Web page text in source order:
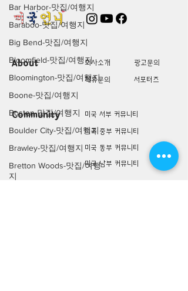
Bar Harbor-맛집/여행지
Baraboo-맛집/여행지
Big Bend-맛집/여행지
Bloomfield-맛집/여행지
Bloomington-맛집/여행지
Boone-맛집/여행지
Boston-맛집/여행지
Boulder City-맛집/여행지
Brawley-맛집/여행지
Bretton Woods-맛집/여행
지
About 회사소개
광고문의
제휴문의
서포터즈
Community
미국 서부 커뮤니티
미국 중부 커뮤니티
미국 동부 커뮤니티
미국 남부 커뮤니티